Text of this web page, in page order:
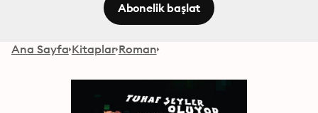
Abonelik başlat
Ana Sayfa Kitaplar Roman